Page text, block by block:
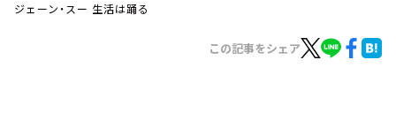
ジェーン・スー 生活は踊る
この記事をシェア